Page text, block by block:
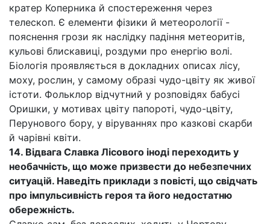
кратер Коперника й спостереження через
телескоп. Є елементи фізики й метеорології -
пояснення грози як наслідку падіння метеоритів,
кульові блискавиці, роздуми про енергію волі.
Біологія проявляється в докладних описах лісу,
моху, рослин, у самому образі чудо-цвіту як живої
істоти. Фольклор відчутний у розповідях бабусі
Оришки, у мотивах цвіту папороті, чудо-цвіту,
Перунового бору, у віруваннях про казкові скарби
й чарівні квіти.
14. Відвага Славка Лісового іноді переходить у
необачність, що може призвести до небезпечних
ситуацій. Наведіть приклади з повісті, що свідчать
про імпульсивність героя та його недостатню
обережність.